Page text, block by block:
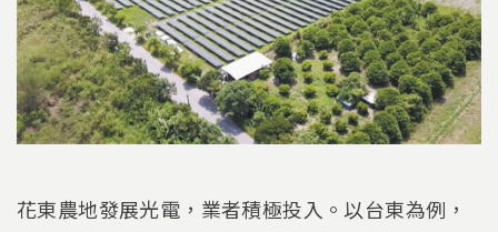
花東農地發展光電，業者積極投入。以台東為例，